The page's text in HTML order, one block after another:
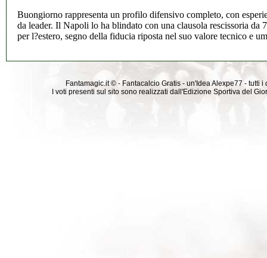
Buongiorno rappresenta un profilo difensivo completo, con
da leader. Il Napoli lo ha blindato con una clausola rescissoria da
per l?estero, segno della fiducia riposta nel suo valore tecnico e
Fantamagic.it © - Fantacalcio Gratis - un'Idea Alexpe77 -
I voti presenti sul sito sono realizzati dall'Edizione Sportiva del